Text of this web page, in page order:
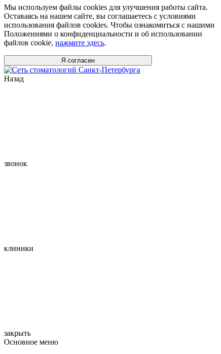
Мы используем файлы cookies для улучшения работы сайта.
Оставаясь на нашем сайте, вы соглашаетесь с условиями
использования файлов cookies. Чтобы ознакомиться с нашими
Положениями о конфиденциальности и об использовании
файлов cookie, нажмите здесь.
Я согласен
Назад
звонок
клиники
закрыть
Основное меню